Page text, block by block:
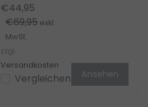
€44,95
€69,95 exkl.
MwSt.
zzgl.
Versandkosten
Vergleichen Ansehen